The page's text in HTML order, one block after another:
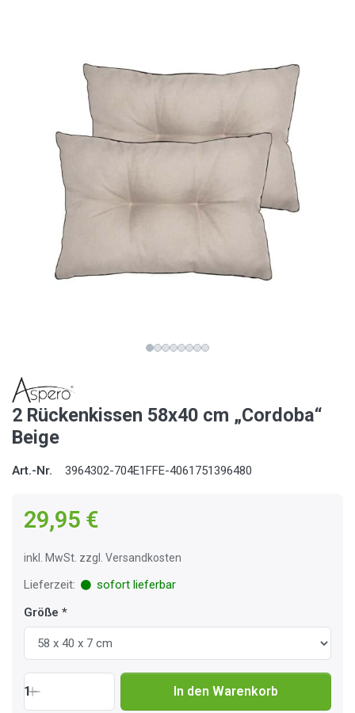
2 Rückenkissen 58x40 cm „Cordoba“
Beige
Art.-Nr. 3964302-704E1FFE-4061751396480
29,95 €
inkl. MwSt. zzgl. Versandkosten
Lieferzeit:
sofort lieferbar
Größe
1 In den Warenkorb